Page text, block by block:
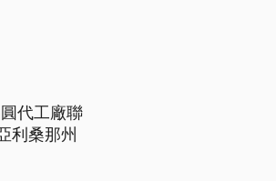
代工廠聯
利桑那州